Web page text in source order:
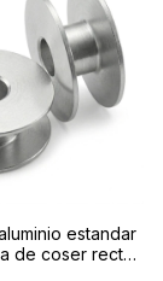
estandar
de coser recta